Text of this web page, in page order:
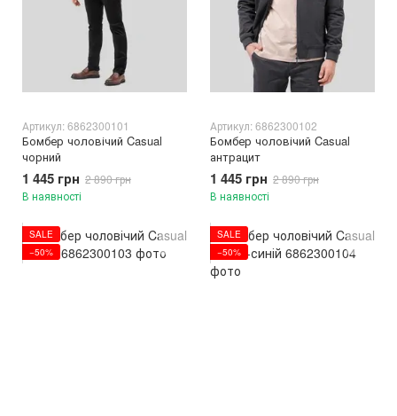
Артикул: 6862300101
Бомбер чоловічий Casual
чорний
1 445 грн 2 890 грн
В наявності
Артикул: 6862300102
Бомбер чоловічий Casual
антрацит
1 445 грн 2 890 грн
В наявності
SALE
−50%
SALE
−50%